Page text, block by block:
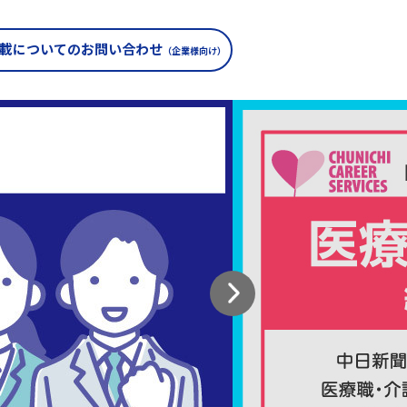
についてのお問い合わせ （企業様向け）